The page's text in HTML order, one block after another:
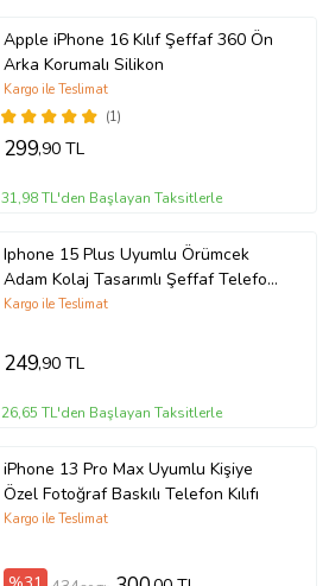
Apple iPhone 16 Kılıf Şeffaf 360 Ön
Arka Korumalı Silikon
(1)
Kargo ile Teslimat
299,90 TL
31,98 TL'den Başlayan Taksitlerle
Iphone 15 Plus Uyumlu Örümcek
Adam Kolaj Tasarımlı Şeffaf Telefon
Kılıfı
Kargo ile Teslimat
249,90 TL
26,65 TL'den Başlayan Taksitlerle
iPhone 13 Pro Max Uyumlu Kişiye
Özel Fotoğraf Baskılı Telefon Kılıfı
Kargo ile Teslimat